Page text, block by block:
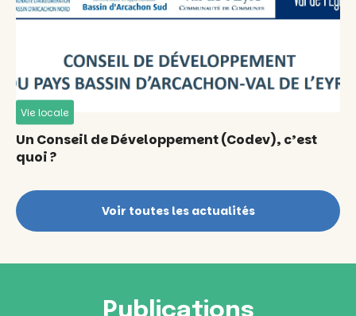
Vie locale
Un Conseil de Développement (Codev), c’est
quoi ?
Voir toutes les actualités